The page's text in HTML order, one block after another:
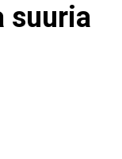
suuria